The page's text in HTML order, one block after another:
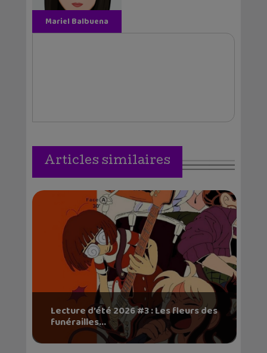
Mariel Balbuena
Articles similaires
Lecture d’été 2026 #3 : Les fleurs des
funérailles...